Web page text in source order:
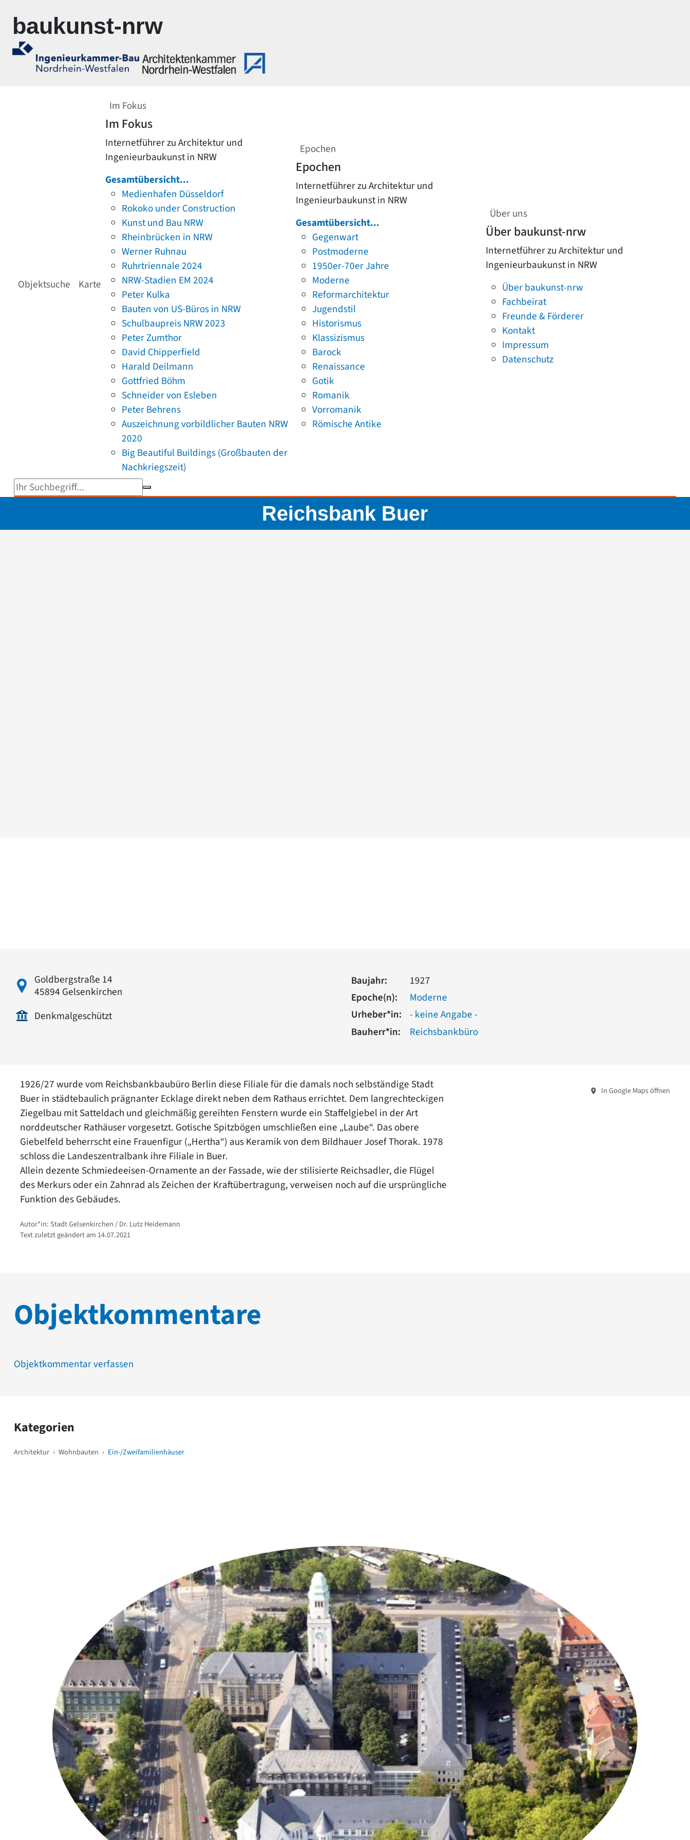
baukunst-nrw
Objektsuche Karte
Im Fokus
Im Fokus
Internetführer zu Architektur und
Ingenieurbaukunst in NRW
Gesamtübersicht...
Medienhafen Düsseldorf
Rokoko under Construction
Kunst und Bau NRW
Rheinbrücken in NRW
Werner Ruhnau
Ruhrtriennale 2024
NRW-Stadien EM 2024
Peter Kulka
Bauten von US-Büros in NRW
Schulbaupreis NRW 2023
Peter Zumthor
David Chipperfield
Harald Deilmann
Gottfried Böhm
Schneider von Esleben
Peter Behrens
Auszeichnung vorbildlicher Bauten NRW
2020
Big Beautiful Buildings (Großbauten der
Nachkriegszeit)
Epochen
Epochen
Internetführer zu Architektur und
Ingenieurbaukunst in NRW
Gesamtübersicht...
Gegenwart
Postmoderne
1950er-70er Jahre
Moderne
Reformarchitektur
Jugendstil
Historismus
Klassizismus
Barock
Renaissance
Gotik
Romanik
Vorromanik
Römische Antike
Über uns
Über baukunst-nrw
Internetführer zu Architektur und
Ingenieurbaukunst in NRW
Über baukunst-nrw
Fachbeirat
Freunde & Förderer
Kontakt
Impressum
Datenschutz
Suchbegriff eingeben
Reichsbank Buer
Goldbergstraße 14
45894 Gelsenkirchen
Denkmalgeschützt
Baujahr:
1927
Epoche(n):
Moderne
Urheber*in:
- keine Angabe -
Bauherr*in:
Reichsbankbüro
1926/27 wurde vom Reichsbankbaubüro Berlin diese Filiale für die damals noch selbständige Stadt
Buer in städtebaulich prägnanter Ecklage direkt neben dem Rathaus errichtet. Dem langrechteckigen
Ziegelbau mit Satteldach und gleichmäßig gereihten Fenstern wurde ein Staffelgiebel in der Art
norddeutscher Rathäuser vorgesetzt. Gotische Spitzbögen umschließen eine „Laube“. Das obere
Giebelfeld beherrscht eine Frauenfigur („Hertha“) aus Keramik von dem Bildhauer Josef Thorak. 1978
schloss die Landeszentralbank ihre Filiale in Buer.
Allein dezente Schmiedeeisen-Ornamente an der Fassade, wie der stilisierte Reichsadler, die Flügel
des Merkurs oder ein Zahnrad als Zeichen der Kraftübertragung, verweisen noch auf die ursprüngliche
Funktion des Gebäudes.
Autor*in: Stadt Gelsenkirchen / Dr. Lutz Heidemann
Text zuletzt geändert am 14.07.2021
In Google Maps öffnen
Objektkommentare
Objektkommentar verfassen
Kategorien
Architektur › Wohnbauten › Ein-/Zweifamilienhäuser